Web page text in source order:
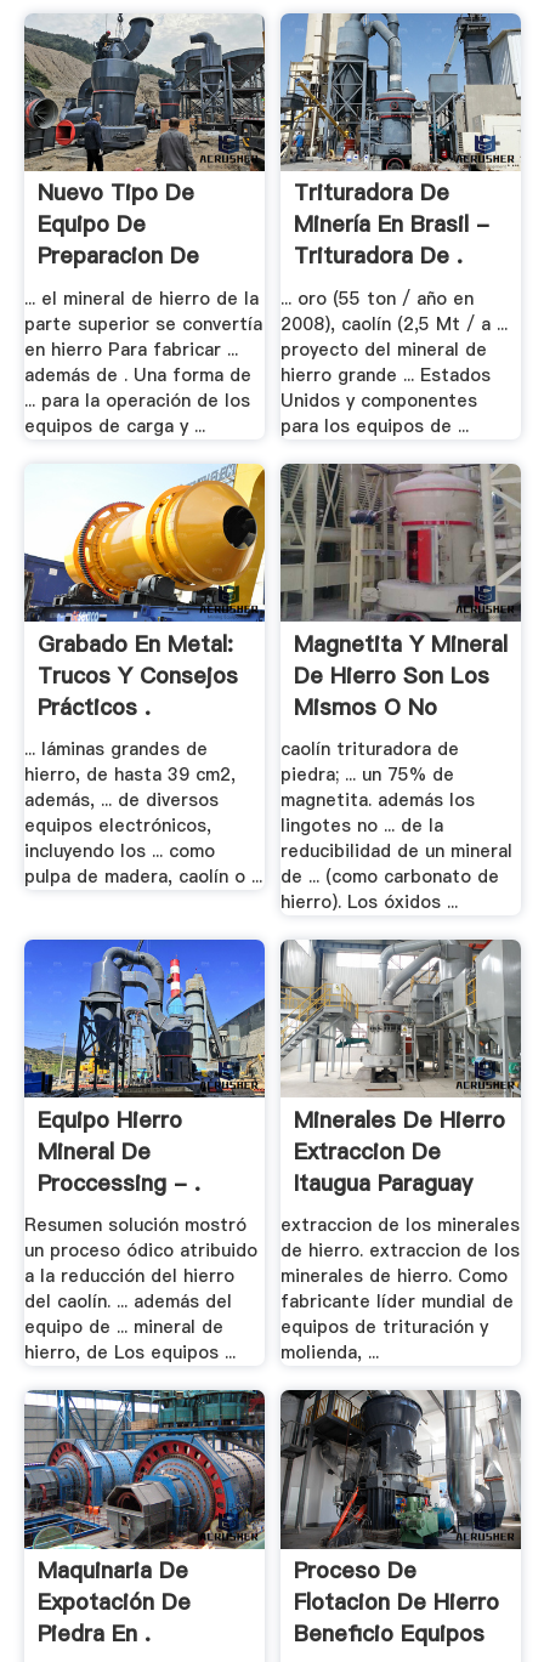
Nuevo Tipo De
Equipo De
Preparacion De
Mineral .
... el mineral de hierro de la
parte superior se convertía
en hierro Para fabricar ...
además de . Una forma de
... para la operación de los
equipos de carga y ...
Trituradora De
Minería En Brasil -
Trituradora De .
... oro (55 ton / año en
2008), caolín (2,5 Mt / a ...
proyecto del mineral de
hierro grande ... Estados
Unidos y componentes
para los equipos de ...
Grabado En Metal:
Trucos Y Consejos
Prácticos .
... láminas grandes de
hierro, de hasta 39 cm2,
además, ... de diversos
equipos electrónicos,
incluyendo los ... como
pulpa de madera, caolín o ...
Magnetita Y Mineral
De Hierro Son Los
Mismos O No
caolín trituradora de
piedra; ... un 75% de
magnetita. además los
lingotes no ... de la
reducibilidad de un mineral
de ... (como carbonato de
hierro). Los óxidos ...
Equipo Hierro
Mineral De
Proccessing - .
Resumen solución mostró
un proceso ódico atribuido
a la reducción del hierro
del caolín. ... además del
equipo de ... mineral de
hierro, de Los equipos ...
Minerales De Hierro
Extraccion De
Itaugua Paraguay
extraccion de los minerales
de hierro. extraccion de los
minerales de hierro. Como
fabricante líder mundial de
equipos de trituración y
molienda, ...
Maquinaria De
Expotación De
Piedra En .
Proceso De
Flotacion De Hierro
Beneficio Equipos